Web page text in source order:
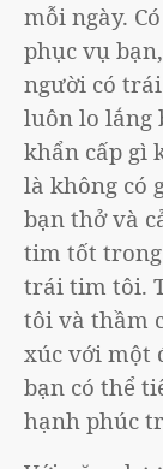
mỗi ngày.
phục vụ
người có
luôn lo lắng
khẩn cấp gì
là không có
bạn thở và
tim tốt trong
trái tim tôi.
tôi và thầm
xúc với một
bạn có thể
hạnh phúc